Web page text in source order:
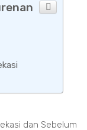
dan Sebelum